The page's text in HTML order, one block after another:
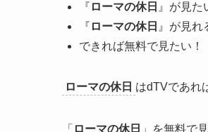
『 ローマの休日 』が見た
『 ローマの休日 』が見れ
できれば無料で見たい！
ローマの休日 はdTVであれ
「 ローマの休日 」を無料で